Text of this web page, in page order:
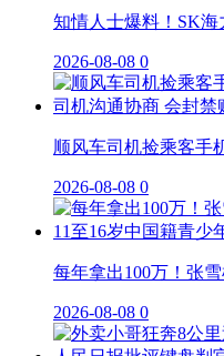
知情人士爆料！SK
2026-08-08 0
顺风车司机捡乘客手
2026-08-08 0
每年拿出100万！张
2026-08-08 0